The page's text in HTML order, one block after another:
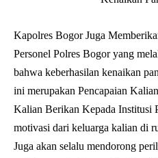
Kapolres Bogor Juga
Personel Polres Bogor yang
bahwa keberhasilan kenaikan
ini merupakan Pencapaian
Kalian Berikan Kepada Institusi
motivasi dari keluarga kalian di
Juga akan selalu mendorong